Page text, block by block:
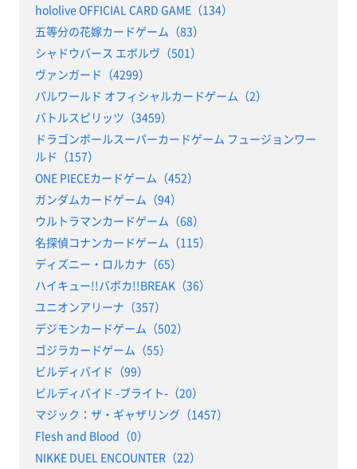
hololive OFFICIAL CARD GAME（134）
五等分の花嫁カードゲーム（83）
シャドウバース エボルヴ（501）
ヴァンガード（4299）
パルワールド オフィシャルカードゲーム（2）
バトルスピリッツ（3459）
ドラゴンボールスーパーカードゲーム フュージョンワー
ルド（157）
ONE PIECEカードゲーム（452）
ガンダムカードゲーム（94）
ウルトラマンカードゲーム（68）
名探偵コナンカードゲーム（115）
ディズニー・ロルカナ（65）
ハイキュー!!バボカ!!BREAK（36）
ユニオンアリーナ（357）
デジモンカードゲーム（502）
ゴジラカードゲーム（55）
ビルディバイド（99）
ビルディバイド -ブライト-（20）
マジック：ザ・ギャザリング（1457）
Flesh and Blood（0）
NIKKE DUEL ENCOUNTER（22）